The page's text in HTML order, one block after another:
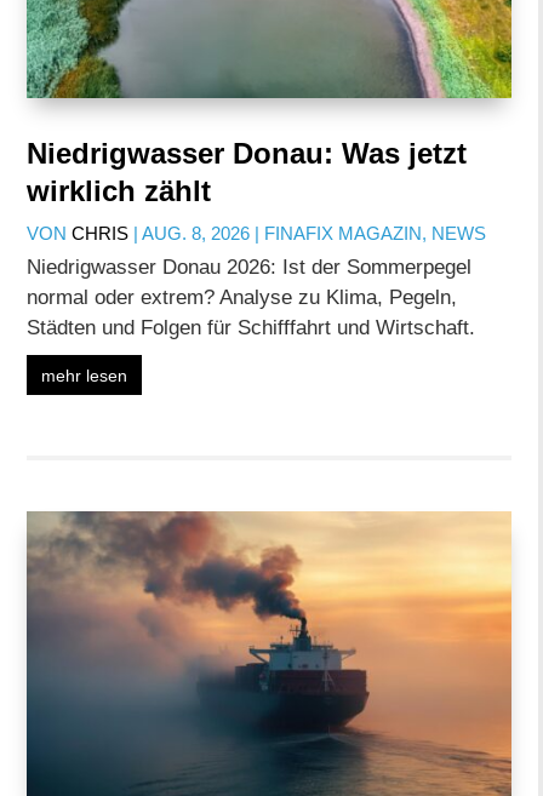
Niedrigwasser Donau: Was jetzt
wirklich zählt
VONCHRIS |AUG. 8, 2026 | FINAFIX MAGAZIN, NEWS
Niedrigwasser Donau 2026: Ist der Sommerpegel
normal oder extrem? Analyse zu Klima, Pegeln,
Städten und Folgen für Schifffahrt und Wirtschaft.
mehr lesen